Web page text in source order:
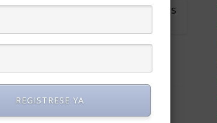
A la caza de oportunidades
REGISTRESE YA